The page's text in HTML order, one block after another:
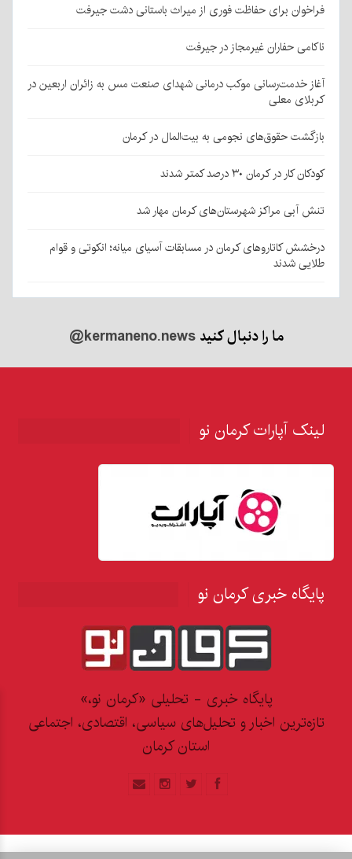
فراخوان برای حفاظت فوری از میراث باستانی دشت جیرفت
ناکامی حفاران غیرمجاز در جیرفت
آغاز خدمت‌رسانی موکب درمانی شهدای صنعت مس به زائران اربعین در
کربلای معلی
بازگشت حقوق‌های نجومی به بیت‌المال در کرمان
کودکان کار در کرمان ۳۰ درصد کمتر شدند
تنش آبی مراکز شهرستان‌های کرمان مهار شد
درخشش کاتاروهای کرمان در مسابقات آسیای میانه؛ انکوتی و قوام
طلایی شدند
ما را دنبال کنید@kermaneno.news
لینک آپارات کرمان نو
پایگاه خبری کرمان نو
پایگاه خبری - تحلیلی «کرمان نو،»
تازه‌ترین اخبار و تحلیل‌های سیاسی، اقتصادی، اجتماعی
استان کرمان